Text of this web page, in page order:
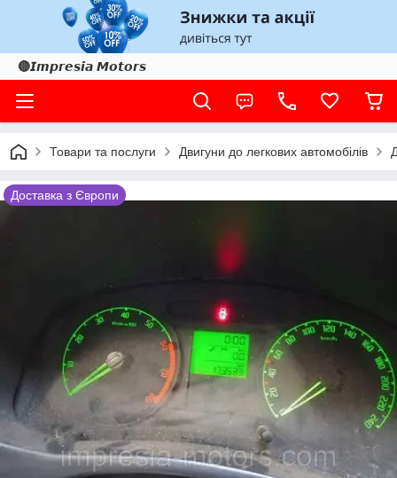
🔴𝙄𝙢𝙥𝙧𝙚𝙨𝙞𝙖 𝙈𝙤𝙩𝙤𝙧𝙨
Товари та послуги Двигуни до легкових автомобілів
Доставка з Європи